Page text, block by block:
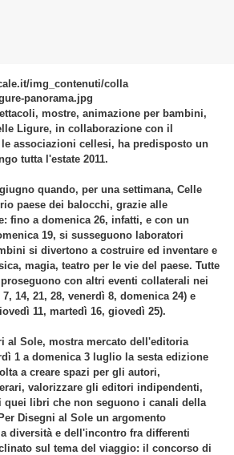
mostre, animazione per bambini,
Ligure, in collaborazione con il
associazioni cellesi, ha predisposto un
tutta l'estate 2011.
quando, per una settimana, Celle
paese dei balocchi, grazie alle
fino a domenica 26, infatti, e con un
19, si susseguono laboratori
si divertono a costruire ed inventare e
magia, teatro per le vie del paese. Tutte
con altri eventi collaterali nei
14, 21, 28, venerdì 8, domenica 24) e
11, martedì 16, giovedì 25).
al Sole, mostra mercato dell'editoria
1 a domenica 3 luglio la sesta edizione
a creare spazi per gli autori,
valorizzare gli editori indipendenti,
quei libri che non seguono i canali della
Disegni al Sole un argomento
diversità e dell'incontro fra differenti
sul tema del viaggio: il concorso di